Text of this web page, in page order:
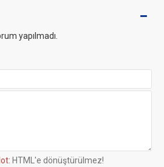
yapılmadı.
HTML'e dönüştürülmez!